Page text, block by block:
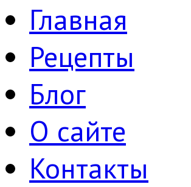
Главная
Рецепты
Блог
О сайте
Контакты